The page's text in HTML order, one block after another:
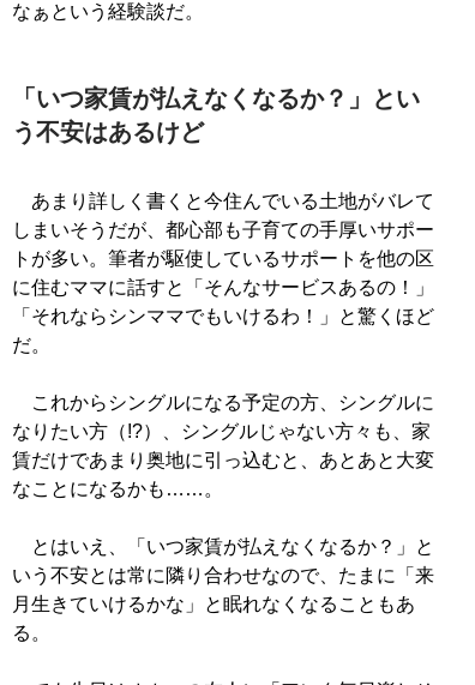
なぁという経験談だ。
「いつ家賃が払えなくなるか？」とい
う不安はあるけど
あまり詳しく書くと今住んでいる土地がバレて
しまいそうだが、都心部も子育ての手厚いサポー
トが多い。筆者が駆使しているサポートを他の区
に住むママに話すと「そんなサービスあるの！」
「それならシンママでもいけるわ！」と驚くほど
だ。
これからシングルになる予定の方、シングルに
なりたい方（!?）、シングルじゃない方々も、家
賃だけであまり奥地に引っ込むと、あとあと大変
なことになるかも……。
とはいえ、「いつ家賃が払えなくなるか？」と
いう不安とは常に隣り合わせなので、たまに「来
月生きていけるかな」と眠れなくなることもあ
る。